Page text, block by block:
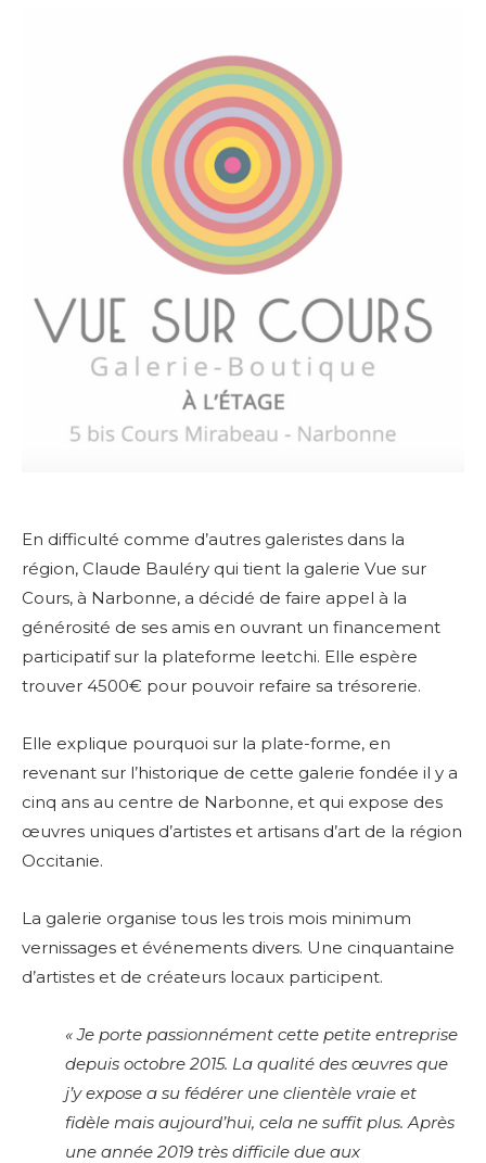
En difficulté comme d’autres galeristes dans la
région, Claude Bauléry qui tient la galerie Vue sur
Cours, à Narbonne, a décidé de faire appel à la
générosité de ses amis en ouvrant un financement
participatif sur la plateforme leetchi. Elle espère
trouver 4500€ pour pouvoir refaire sa trésorerie.
Elle explique pourquoi sur la plate-forme, en
revenant sur l’historique de cette galerie fondée il y a
cinq ans au centre de Narbonne, et qui expose des
œuvres uniques d’artistes et artisans d’art de la région
Occitanie.
La galerie organise tous les trois mois minimum
vernissages et événements divers. Une cinquantaine
d’artistes et de créateurs locaux participent.
« Je porte passionnément cette petite entreprise
depuis octobre 2015. La qualité des œuvres que
j’y expose a su fédérer une clientèle vraie et
fidèle mais aujourd’hui, cela ne suffit plus.Après
une année 2019 très difficile due aux